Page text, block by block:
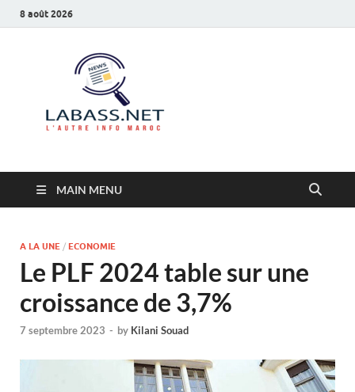
8 août 2026
MAIN MENU
A LA UNE / ECONOMIE
Le PLF 2024 table sur une
croissance de 3,7%
7 septembre 2023 - by Kilani Souad